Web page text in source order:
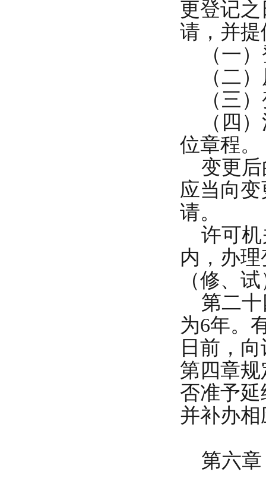
更登记
请，并
（一）
（二）
（三）
（四）
位章程。
变更后
应当向
请。
许可机
内，办
（修、
第二十
为6年。
日前，
第四章
否准予
并补办
第六章